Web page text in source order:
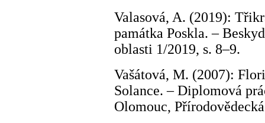
Valasová, A. (2019):
památka Poskla. –
oblasti 1/2019, s. 8–9.
Vašátová, M. (2007):
Solance. – Diplomová
Olomouc,